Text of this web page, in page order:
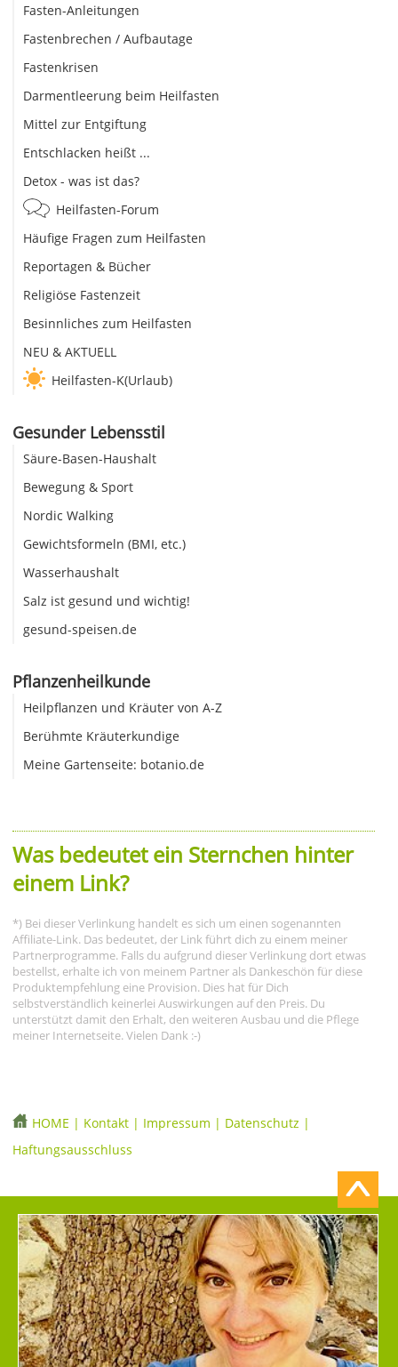
Fasten-Anleitungen
Fastenbrechen / Aufbautage
Fastenkrisen
Darmentleerung beim Heilfasten
Mittel zur Entgiftung
Entschlacken heißt ...
Detox - was ist das?
Heilfasten-Forum
Häufige Fragen zum Heilfasten
Reportagen & Bücher
Religiöse Fastenzeit
Besinnliches zum Heilfasten
NEU & AKTUELL
Heilfasten-K(Urlaub)
Gesunder Lebensstil
Säure-Basen-Haushalt
Bewegung & Sport
Nordic Walking
Gewichtsformeln (BMI, etc.)
Wasserhaushalt
Salz ist gesund und wichtig!
gesund-speisen.de
Pflanzenheilkunde
Heilpflanzen und Kräuter von A-Z
Berühmte Kräuterkundige
Meine Gartenseite: botanio.de
Was bedeutet ein Sternchen hinter
einem Link?
*) Bei dieser Verlinkung handelt es sich um einen sogenannten
Affiliate-Link. Das bedeutet, der Link führt dich zu einem meiner
Partnerprogramme. Falls du aufgrund dieser Verlinkung dort etwas
bestellst, erhalte ich von meinem Partner als Dankeschön für diese
Produktempfehlung eine Provision. Dies hat für Dich
selbstverständlich keinerlei Auswirkungen auf den Preis. Du
unterstützt damit den Erhalt, den weiteren Ausbau und die Pflege
meiner Internetseite. Vielen Dank :-)
HOME | Kontakt | Impressum | Datenschutz |
Haftungsausschluss